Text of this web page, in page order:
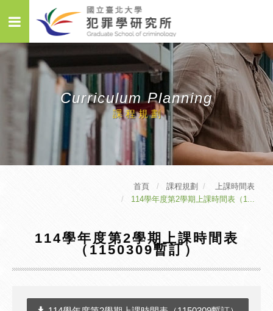
Curriculum Planning
課程規劃
首頁 課程規劃
上課時間表
114學年度第2學期上課時間表（1...
114學年度第2學期上課時間表
（1150309暫訂）